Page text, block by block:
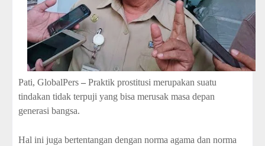
Pati, GlobalPers – Praktik prostitusi merupakan suatu
tindakan tidak terpuji yang bisa merusak masa depan
generasi bangsa.
Hal ini juga bertentangan dengan norma agama dan norma